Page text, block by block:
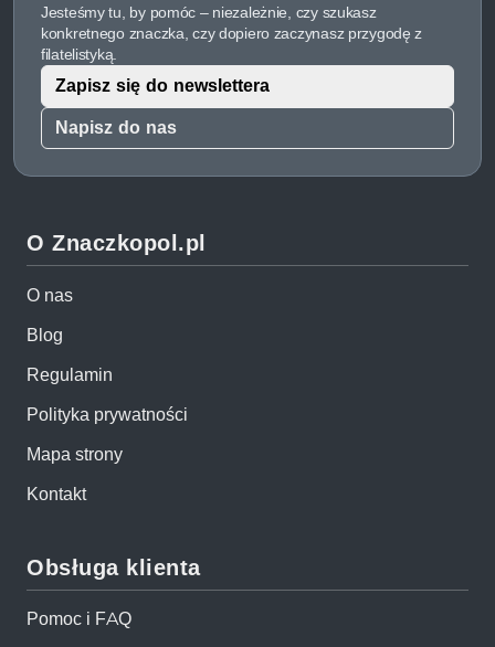
Jesteśmy tu, by pomóc – niezależnie, czy szukasz
konkretnego znaczka, czy dopiero zaczynasz przygodę z
filatelistyką.
Napisz do nas
Zapisz się do newslettera
O Znaczkopol.pl
O nas
Blog
Regulamin
Polityka prywatności
Mapa strony
Kontakt
Obsługa klienta
Pomoc i FAQ